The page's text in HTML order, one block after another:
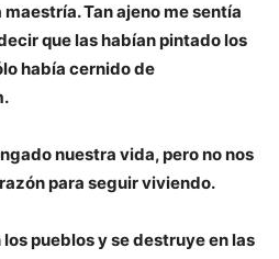
Tan ajeno me sentía
que las habían pintado los
había cernido de
nuestra vida, pero no nos
para seguir viviendo.
pueblos y se destruye en las